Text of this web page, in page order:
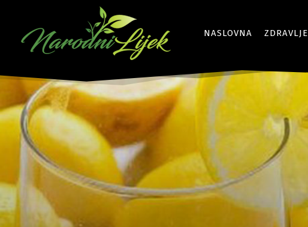
NASLOVNA ZDRAVLJE